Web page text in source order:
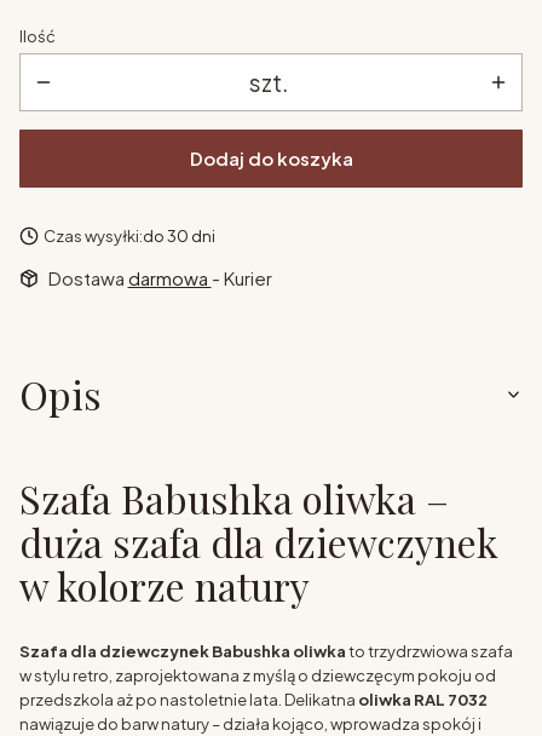
Ilość
szt.
Dodaj do koszyka
Czas wysyłki:do 30 dni
Dostawa darmowa - Kurier
Opis
Szafa Babushka oliwka –
duża szafa dla dziewczynek
w kolorze natury
Szafa dla dziewczynek Babushka oliwkato trzydrzwiowa szafa
w stylu retro, zaprojektowana z myślą o dziewczęcym pokoju od
przedszkola aż po nastoletnie lata. Delikatna oliwka RAL 7032
nawiązuje do barw natury – działa kojąco, wprowadza spokój i